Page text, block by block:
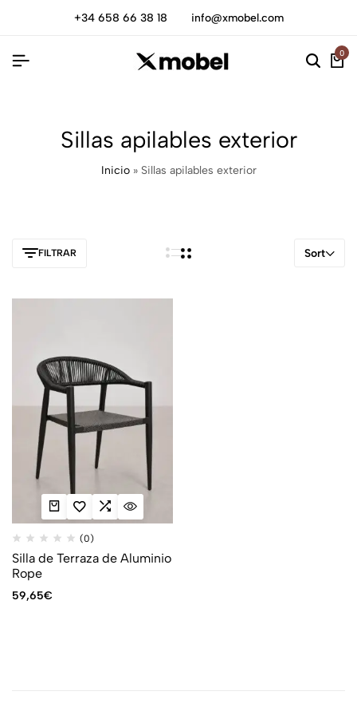
+34 658 66 38 18 info@xmobel.com
0
Sillas apilables exterior
Inicio» Sillas apilables exterior
FILTRAR Sort
(0)
Silla de Terraza de Aluminio
Rope
59,65€